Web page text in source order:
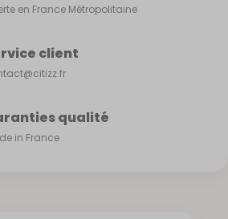
en France Métropolitaine
client
qualité
in France